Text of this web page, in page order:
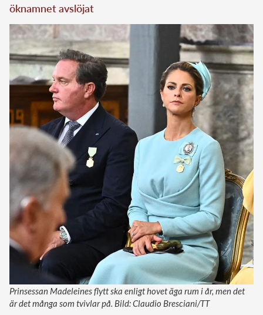
öknamnet avslöjat
Prinsessan Madeleines flytt ska enligt hovet äga rum i år, men det
är det många som tvivlar på. Bild: Claudio Bresciani/TT